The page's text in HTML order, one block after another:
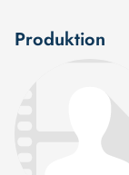
Produktion